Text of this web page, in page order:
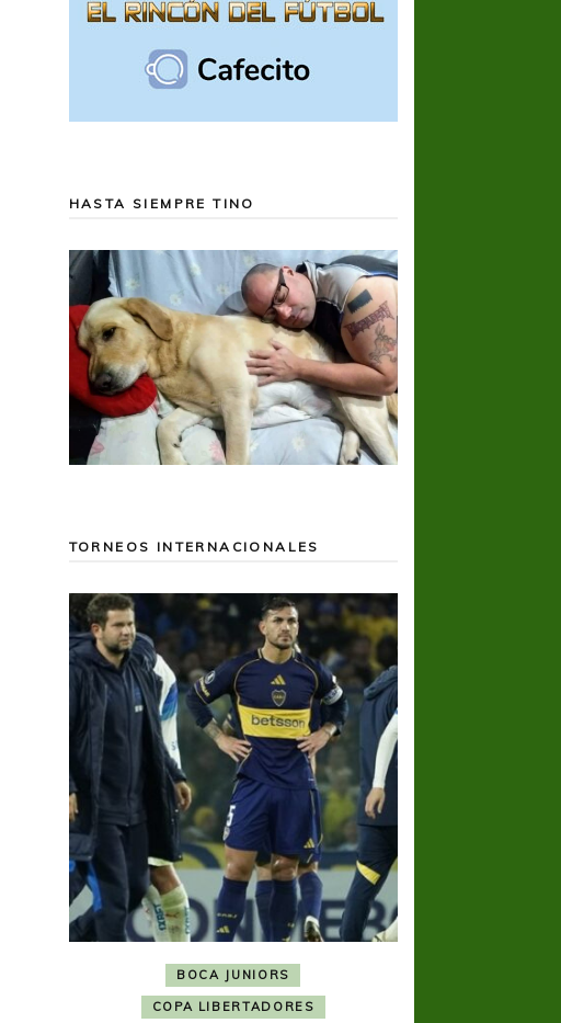
HASTA SIEMPRE TINO
TORNEOS INTERNACIONALES
BOCA JUNIORS
COPA LIBERTADORES